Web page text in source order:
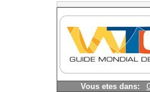
Vous etes dans: